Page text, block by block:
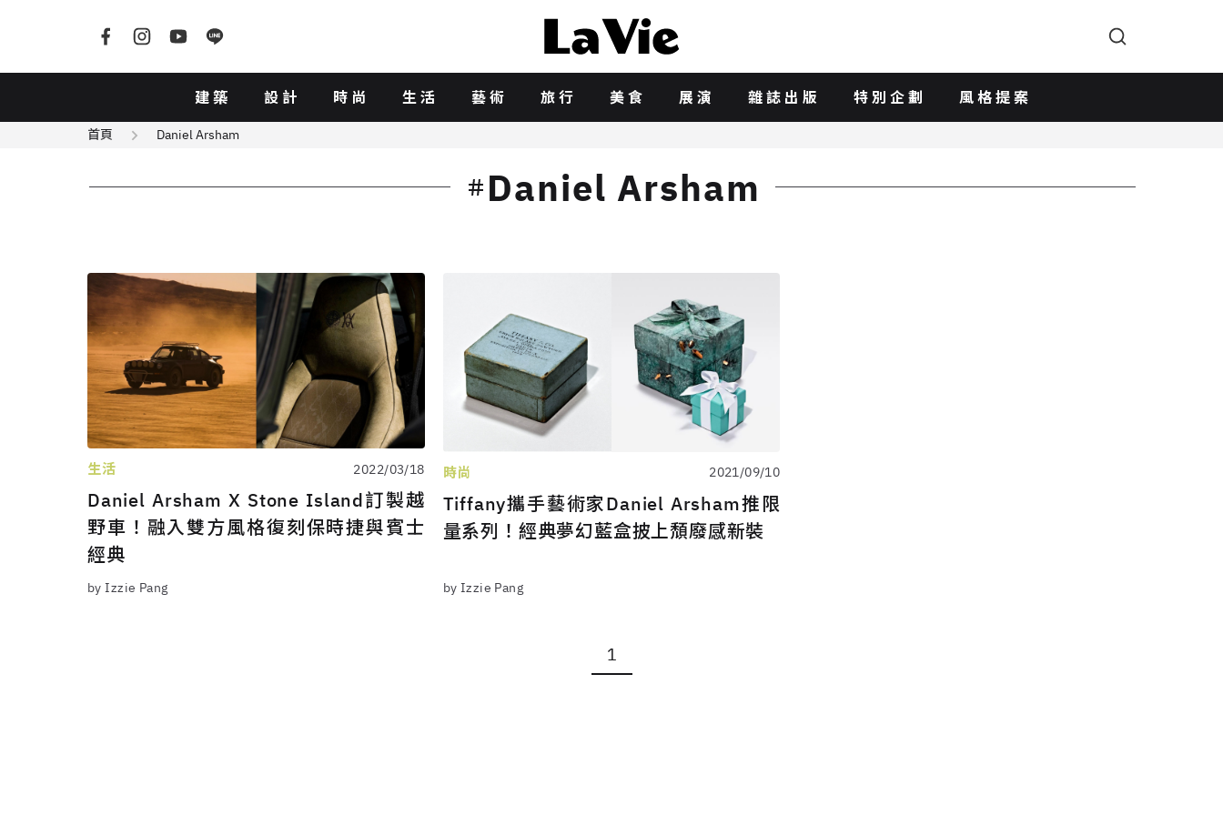
建築 設計 時尚 生活 藝術 旅行 美食 展演 雜誌出版 特別企劃 風格提案
首頁 Daniel Arsham
Daniel Arsham
生活 2022/03/18
Daniel Arsham X Stone Island訂製越
野車！融入雙方風格復刻保時捷與賓士
經典
by Izzie Pang
時尚 2021/09/10
Tiffany攜手藝術家Daniel Arsham推限
量系列！經典夢幻藍盒披上頹廢感新裝
by Izzie Pang
1